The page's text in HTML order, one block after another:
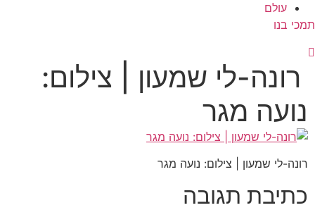
עולם
תמכי בנו
רונה-לי שמעון | צילום:
נועה מגר
רונה-לי שמעון | צילום: נועה מגר
כתיבת תגובה